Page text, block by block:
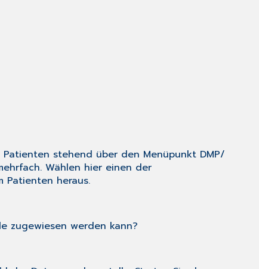
stehend über den Menüpunkt DMP/
Wählen hier einen der
Patienten heraus.
zugewiesen werden kann?